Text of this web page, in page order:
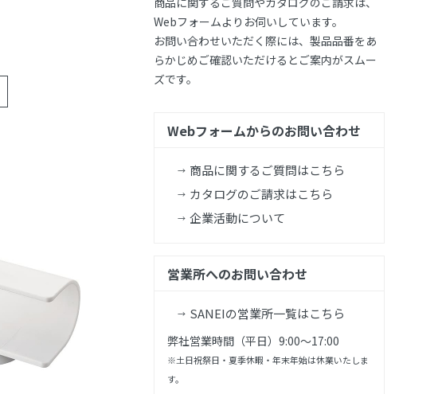
Webフォームよりお伺いしています。
お問い合わせいただく際には、製品品番をあ
らかじめご確認いただけるとご案内がスムー
ズです。
Webフォームからのお問い合わせ
商品に関するご質問はこちら
カタログのご請求はこちら
企業活動について
営業所へのお問い合わせ
SANEIの営業所一覧はこちら
弊社営業時間（平日）9:00～17:00
※土日祝祭日・夏季休暇・年末年始は休業いたしま
す。